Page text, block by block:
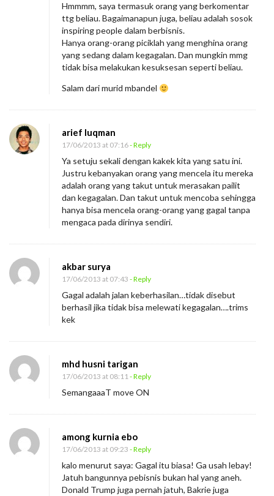
Hmmmm, saya termasuk orang yang berkomentar
ttg beliau. Bagaimanapun juga, beliau adalah sosok
inspiring people dalam berbisnis.
Hanya orang-orang piciklah yang menghina orang
yang sedang dalam kegagalan. Dan mungkin mmg
tidak bisa melakukan kesuksesan seperti beliau.
Salam dari murid mbandel
arief luqman
17/06/2013 at 07:16- Reply
Ya setuju sekali dengan kakek kita yang satu ini.
Justru kebanyakan orang yang mencela itu mereka
adalah orang yang takut untuk merasakan pailit
dan kegagalan. Dan takut untuk mencoba sehingga
hanya bisa mencela orang-orang yang gagal tanpa
mengaca pada dirinya sendiri.
akbar surya
17/06/2013 at 07:43 - Reply
Gagal adalah jalan keberhasilan…tidak disebut
berhasil jika tidak bisa melewati kegagalan….trims
kek
mhd husni tarigan
17/06/2013 at 08:11- Reply
SemangaaaT move ON
among kurnia ebo
17/06/2013 at 09:23 - Reply
kalo menurut saya: Gagal itu biasa! Ga usah lebay!
Jatuh bangunnya pebisnis bukan hal yang aneh.
Donald Trump juga pernah jatuh, Bakrie juga